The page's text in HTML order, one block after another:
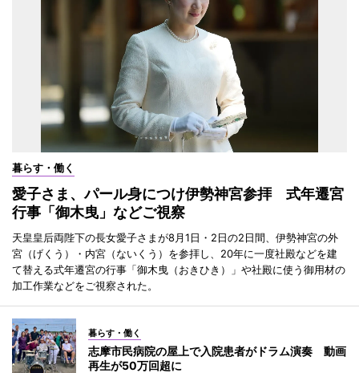
暮らす・働く
愛子さま、パール身につけ伊勢神宮参拝 式年遷宮
行事「御木曳」などご視察
天皇皇后両陛下の長女愛子さまが8月1日・2日の2日間、伊勢神宮の外
宮（げくう）・内宮（ないくう）を参拝し、20年に一度社殿などを建
て替える式年遷宮の行事「御木曳（おきひき）」や社殿に使う御用材の
加工作業などをご視察された。
暮らす・働く
志摩市民病院の屋上で入院患者がドラム演奏 動画
再生が50万回超に